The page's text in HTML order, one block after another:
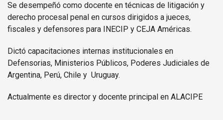
Se desempeñó como docente en técnicas de litigación y
derecho procesal penal en cursos dirigidos a jueces,
fiscales y defensores para INECIP y CEJA Américas.
Dictó capacitaciones internas institucionales en
Defensorias, Ministerios Públicos, Poderes Judiciales de
Argentina, Perú, Chile y Uruguay.
Actualmente es director y docente principal en ALACIPE